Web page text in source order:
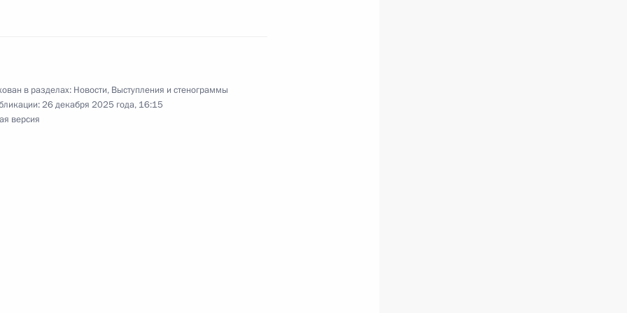
Морского Флота
в разделах: Новости, Выступления и стенограммы
26 декабря 2025 года, 16:15
версия